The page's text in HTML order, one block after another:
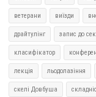
ветерани виїзди
драйтулінг запис до
класифікатор
лекція льодолазіння
скелі Довбуша